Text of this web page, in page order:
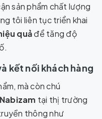
sản phẩm chất lượng
tôi liên tục triển khai
quảđể tăng độ
kết nối khách hàng
mà còn chú
tại thị trường
thông như